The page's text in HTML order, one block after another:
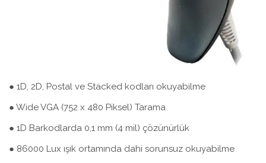
● 1D, 2D, Postal ve Stacked kodları okuyabilme
● Wide VGA (752 x 480 Piksel) Tarama
● 1D Barkodlarda 0,1 mm (4 mil) çözünürlük
● 86000 Lux ışık ortamında dahi sorunsuz okuyabilme